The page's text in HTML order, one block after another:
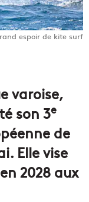
espoir de kite surf
varoise,
son 3e
de
Elle vise
2028 aux